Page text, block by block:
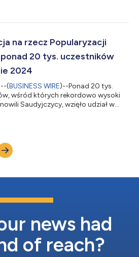
JAX, natomiast datę maratonu w
miejsce odbioru numerów
interaktywne stre...
na rzecz Popularyzacji
20 tys. uczestników
2024
(BUSINESS WIRE)--Ponad 20 tys.
wśród których rekordowo wysoki
Saudyjczycy, wzięło udział w
były umieszczone w pobliżu
strefy rozrywki Boulevard World. Z
każdym w...
news had
of reach?